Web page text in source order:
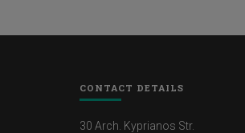
CONTACT DETAILS
30 Arch. Kyprianos Str.